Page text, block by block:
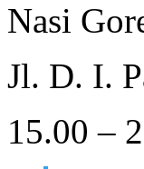
Nasi
Jl. D. I.
15.00 –